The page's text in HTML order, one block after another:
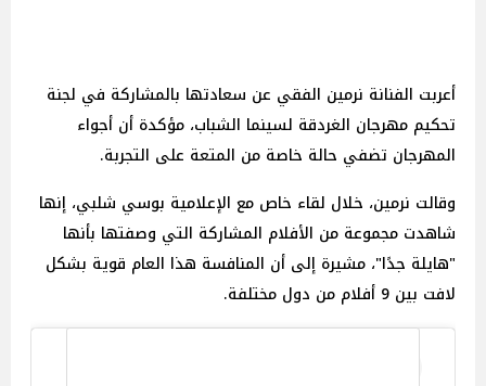
أعربت الفنانة نرمين الفقي عن سعادتها بالمشاركة في لجنة
تحكيم مهرجان الغردقة لسينما الشباب، مؤكدة أن أجواء
المهرجان تضفي حالة خاصة من المتعة على التجربة.
وقالت نرمين، خلال لقاء خاص مع الإعلامية بوسي شلبي، إنها
شاهدت مجموعة من الأفلام المشاركة التي وصفتها بأنها
"هايلة جدًا"، مشيرة إلى أن المنافسة هذا العام قوية بشكل
لافت بين 9 أفلام من دول مختلفة.